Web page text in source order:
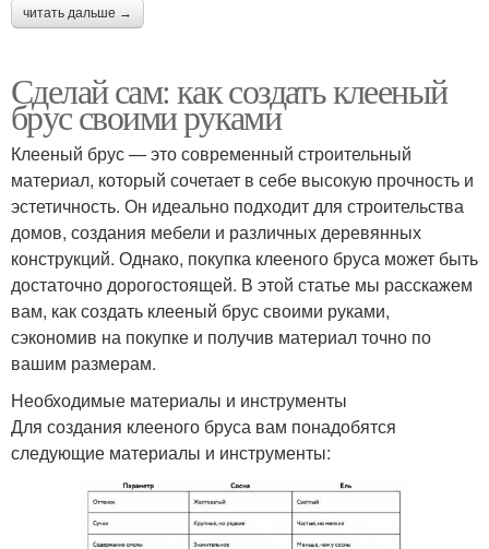
читать дальше →
Сделай сам: как создать клееный
брус своими руками
Клееный брус — это современный строительный
материал, который сочетает в себе высокую прочность и
эстетичность. Он идеально подходит для строительства
домов, создания мебели и различных деревянных
конструкций. Однако, покупка клееного бруса может быть
достаточно дорогостоящей. В этой статье мы расскажем
вам, как создать клееный брус своими руками,
сэкономив на покупке и получив материал точно по
вашим размерам.
Необходимые материалы и инструменты
Для создания клееного бруса вам понадобятся
следующие материалы и инструменты: